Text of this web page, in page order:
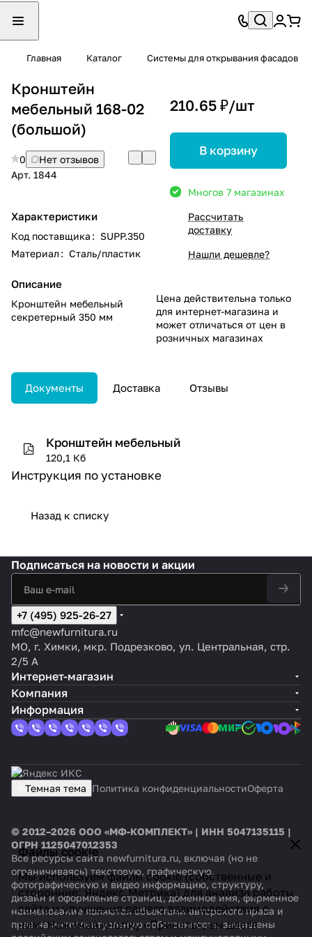
Главная Каталог Системы для открывания фасадов
Кронштейн
мебельный 168-02
(большой)
0
Нет отзывов
Арт. 1844
Характеристики
Код поставщика : SUPP.350
Материал : Сталь/пластик
Описание
Кронштейн мебельный
секретерный 350 мм
210.65 ₽/шт
В корзину
Многов 7 магазинах
Рассчитать
доставку
Нашли дешевле?
Цена действительна только
для интернет-магазина и
может отличаться от цен в
розничных магазинах
Документы Доставка Отзывы
Кронштейн мебельный
120,1 Кб
Инструкция по установке
Назад к списку
Файлы cookie
Мы используем файлы cookie (собственные и
сторонние: Яндекс.Метрика) для анализа работы
сайта и улучшения вашего взаимодействия с
ним. Нажимая кнопку «Принять», вы даете
Подписаться на новости и акции
+7 (495) 925-26-27
mfc@newfurnitura.ru
МО, г. Химки, мкр. Подрезково, ул. Центральная, стр.
2/5 А
Интернет-магазин
Компания
Информация
Темная тема Политика конфиденциальностиОферта
© 2012–2026 ООО «МФ-КОМПЛЕКТ» | ИНН 5047135115 |
ОГРН 1125047012353
Все ресурсы сайта newfurnitura.ru, включая (но не
ограничиваясь) текстовую, графическую,
фотографическую и видео информацию, структуру,
дизайн и оформление страниц, доменное имя, фирменное
наименование являются объектами авторского права и
прав на интеллектуальную собственность, защищены